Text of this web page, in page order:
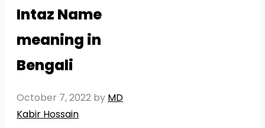
Intaz Name
meaning in
Bengali
October 7, 2022 by MD
Kabir Hossain